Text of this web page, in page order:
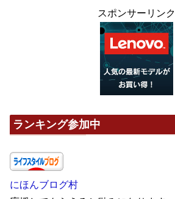
スポンサーリンク
ランキング参加中
にほんブログ村